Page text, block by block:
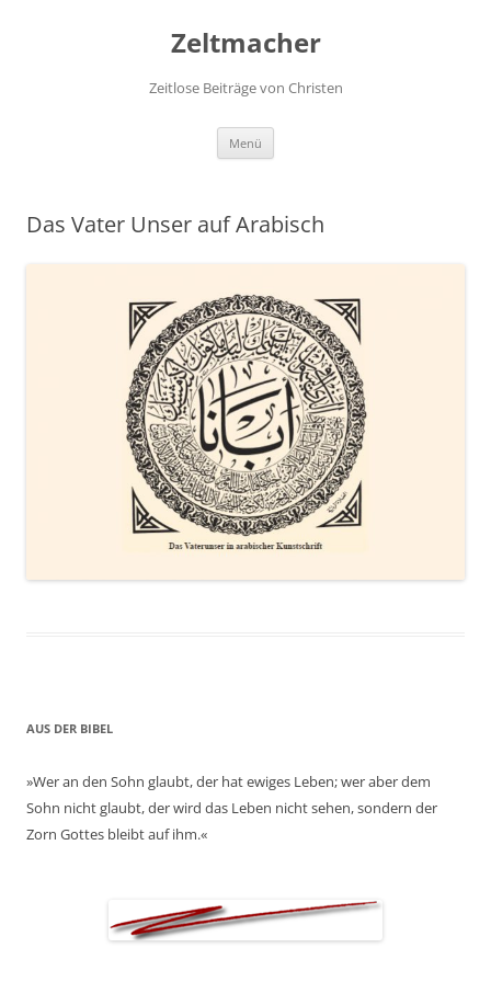
Zeltmacher
Zeitlose Beiträge von Christen
Menü
Das Vater Unser auf Arabisch
AUS DER BIBEL
»Wer an den Sohn glaubt, der hat ewiges Leben; wer aber dem
Sohn nicht glaubt, der wird das Leben nicht sehen, sondern der
Zorn Gottes bleibt auf ihm.«